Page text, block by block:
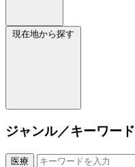
現在地から探す
ジャンル／キーワード
医療